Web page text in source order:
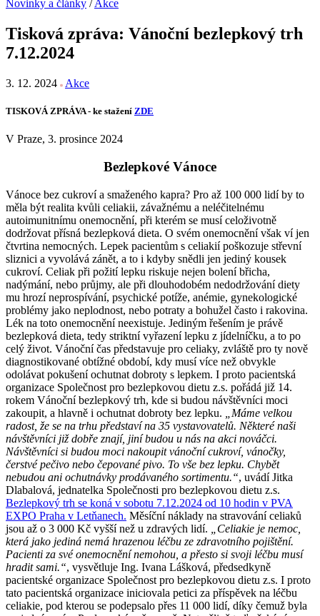
Novinky a články / Akce
Tisková zpráva: Vánoční bezlepkový trh
7.12.2024
3. 12. 2024 Akce
TISKOVÁ ZPRÁVA - ke stažení ZDE
V Praze, 3. prosince 2024
Bezlepkové Vánoce
Vánoce bez cukroví a smaženého kapra? Pro až 100 000 lidí by to
měla být realita kvůli celiakii, závažnému a neléčitelnému
autoimunitnímu onemocnění, při kterém se musí celoživotně
dodržovat přísná bezlepková dieta. O svém onemocnění však ví jen
čtvrtina nemocných. Lepek pacientům s celiakií poškozuje střevní
sliznici a vyvolává zánět, a to i kdyby snědli jen jediný kousek
cukroví. Celiak při požití lepku riskuje nejen bolení břicha,
nadýmání, nebo průjmy, ale při dlouhodobém nedodržování diety
mu hrozí neprospívání, psychické potíže, anémie, gynekologické
problémy jako neplodnost, nebo potraty a bohužel často i rakovina.
Lék na toto onemocnění neexistuje. Jediným řešením je právě
bezlepková dieta, tedy striktní vyřazení lepku z jídelníčku, a to po
celý život. Vánoční čas představuje pro celiaky, zvláště pro ty nově
diagnostikované obtížné období, kdy musí více než obvykle
odolávat pokušení ochutnat dobroty s lepkem. I proto pacientská
organizace Společnost pro bezlepkovou dietu z.s. pořádá již 14.
rokem Vánoční bezlepkový trh, kde si budou návštěvníci moci
zakoupit, a hlavně i ochutnat dobroty bez lepku.
„Máme velkou
radost, že se na trhu představí na 35 vystavovatelů. Některé naši
návštěvníci již dobře znají, jiní budou u nás na akci nováčci.
Návštěvníci si budou moci nakoupit vánoční cukroví, vánočky,
čerstvé pečivo nebo čepované pivo. To vše bez lepku. Chybět
nebudou ani ochutnávky prodávaného sortimentu.“, uvádí Jitka
Dlabalová, jednatelka Společnosti pro bezlepkovou dietu z.s.
Bezlepkový trh se koná v sobotu 7.12.2024 od 10 hodin v PVA
EXPO Praha v Letňanech. Měsíční náklady na stravování celiaků
jsou až o 3 000 Kč vyšší než u zdravých lidí.
„Celiakie je nemoc,
která jako jediná nemá hrazenou léčbu ze zdravotního pojištění.
Pacienti za své onemocnění nemohou, a přesto si svoji léčbu musí
hradit sami.“, vysvětluje Ing. Ivana Lášková, předsedkyně
pacientské organizace Společnost pro bezlepkovou dietu z.s. I proto
tato pacientská organizace iniciovala petici za příspěvek na léčbu
celiakie, pod kterou se podepsalo přes 11 000 lidí, díky čemuž byla